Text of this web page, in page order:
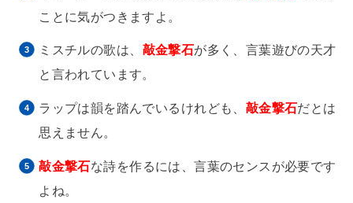
ことに気がつきますよ。
ミスチルの歌は、 敲金撃石が多く、言葉遊びの天才
と言われています。
ラップは韻を踏んでいるけれども、 敲金撃石だとは
思えません。
敲金撃石な詩を作るには、言葉のセンスが必要です
よね。